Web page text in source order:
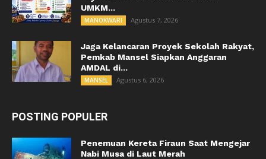
UMKM...
MANOKWARI Agustus 7, 2026
Jaga Kelancaran Proyek Sekolah Rakyat,
Pemkab Mansel Siapkan Anggaran
AMDAL di...
MANSEL Agustus 6, 2026
POSTING POPULER
Penemuan Kereta Firaun Saat Mengejar
Nabi Musa di Laut Merah